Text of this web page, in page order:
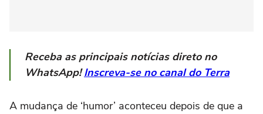
Receba as principais notícias direto no
WhatsApp!Inscreva-se no canal do Terra
A mudança de ‘humor’ aconteceu depois de que a